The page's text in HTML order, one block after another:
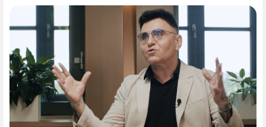
Юрий Эдуардович Лоза
певец, композитор, автор текстов